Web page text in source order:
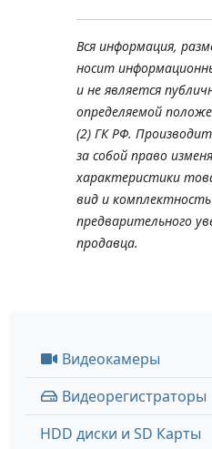
Вся информация,
носит
и не является
определяемой
(2) ГК РФ.
за собой право
характеристики
вид и комплектность
предварительного
продавца.
Видеокамеры
Видеорегистраторы
HDD диски и SD Карты